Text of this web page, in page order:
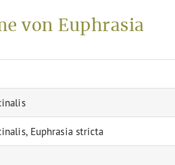
von Euphrasia
Euphrasia stricta